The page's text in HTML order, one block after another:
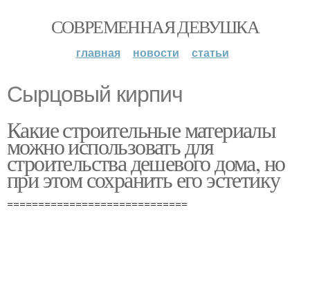
СОВРЕМЕННАЯ ДЕВУШКА
главная новости статьи
Сырцовый кирпич
Какие строительные материалы
можно использовать для
строительства дешевого дома, но
при этом сохранить его эстетику
=============================